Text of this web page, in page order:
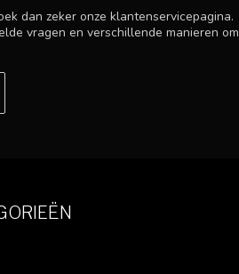
dan zeker onze klantenservicepagina.
vragen en verschillende manieren om